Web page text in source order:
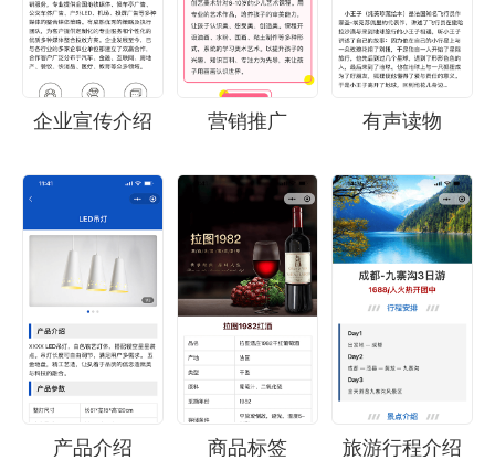
企业宣传介绍 营销推广 有声读物
产品介绍 商品标签 旅游行程介绍